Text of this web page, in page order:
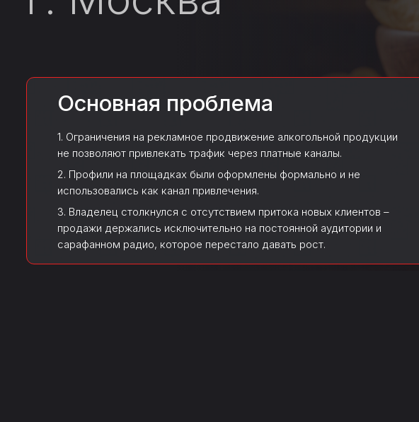
1. Ограничения на рекламное продвижение алкогольной продукции
не позволяют привлекать трафик через платные каналы.
3. Владелец столкнулся с отсутствием притока новых клиентов –
продажи держались исключительно на постоянной аудитории и
сарафанном радио, которое перестало давать рост.
2. Профили на площадках были оформлены формально и не
использовались как канал привлечения.
Основная проблема